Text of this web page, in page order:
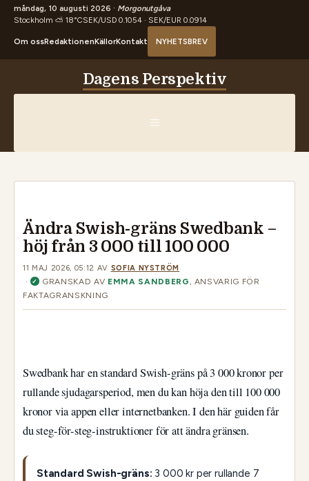
måndag, 10 augusti 2026 · Morgonutgåva
Stockholm ⛅ 18°CSEK/USD 0.1054 · SEK/EUR 0.0914
Om ossRedaktionenKällorKontakt NYHETSBREV
Dagens Perspektiv
MENY
Ändra Swish-gräns Swedbank –
höj från 3 000 till 100 000
11 MAJ 2026, 05:12 AV SOFIA NYSTRÖM
· ✓ GRANSKAD AV EMMA SANDBERG , ANSVARIG FÖR
FAKTAGRANSKNING
Swedbank har en standard Swish-gräns på 3 000 kronor per
rullande sjudagarsperiod, men du kan höja den till 100 000
kronor via appen eller internetbanken. I den här guiden får
du steg-för-steg-instruktioner för att ändra gränsen.
Standard Swish-gräns: 3 000 kr per rullande 7